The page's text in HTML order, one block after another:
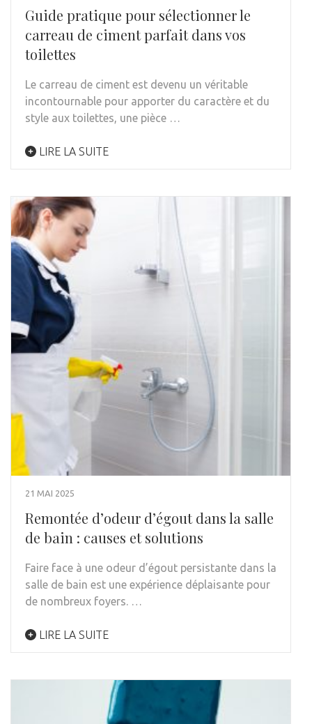
Guide pratique pour sélectionner le
carreau de ciment parfait dans vos
toilettes
Le carreau de ciment est devenu un véritable
incontournable pour apporter du caractère et du
style aux toilettes, une pièce …
LIRE LA SUITE
21 MAI 2025
Remontée d’odeur d’égout dans la salle
de bain : causes et solutions
Faire face à une odeur d’égout persistante dans la
salle de bain est une expérience déplaisante pour
de nombreux foyers. …
LIRE LA SUITE